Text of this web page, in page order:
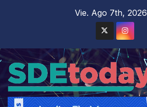
Vie. Ago 7th, 2026